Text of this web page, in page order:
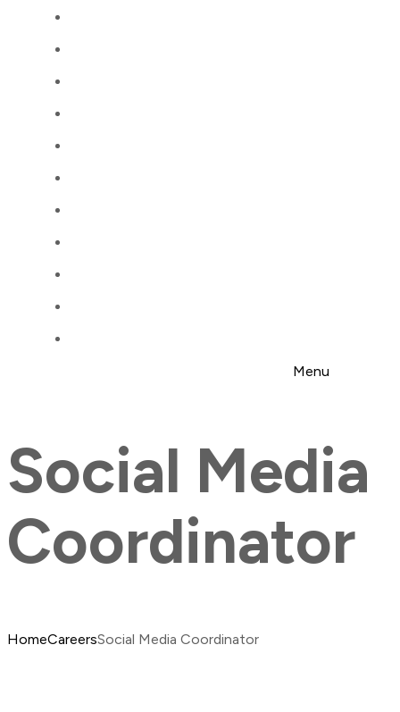
Menu
Social Media
Coordinator
HomeCareersSocial Media Coordinator